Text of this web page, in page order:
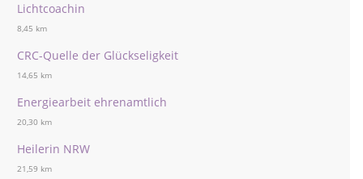
Lichtcoachin
8,45 km
CRC-Quelle der Glückseligkeit
14,65 km
Energiearbeit ehrenamtlich
20,30 km
Heilerin NRW
21,59 km